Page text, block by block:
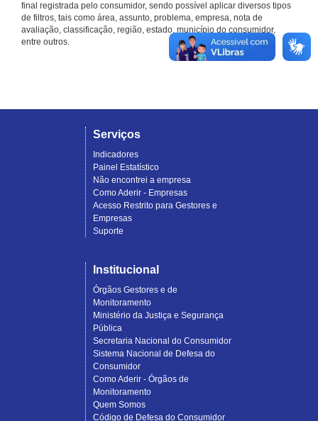
final registrada pelo consumidor, sendo possível aplicar diversos tipos
de filtros, tais como área, assunto, problema, empresa, nota de
avaliação, classificação, região, estado, município do consumidor,
entre outros.
Serviços
Indicadores
Painel Estatístico
Não encontrei a empresa
Como Aderir - Empresas
Acesso Restrito para Gestores e
Empresas
Suporte
Institucional
Órgãos Gestores e de
Monitoramento
Ministério da Justiça e Segurança
Pública
Secretaria Nacional do Consumidor
Sistema Nacional de Defesa do
Consumidor
Como Aderir - Órgãos de
Monitoramento
Quem Somos
Código de Defesa do Consumidor